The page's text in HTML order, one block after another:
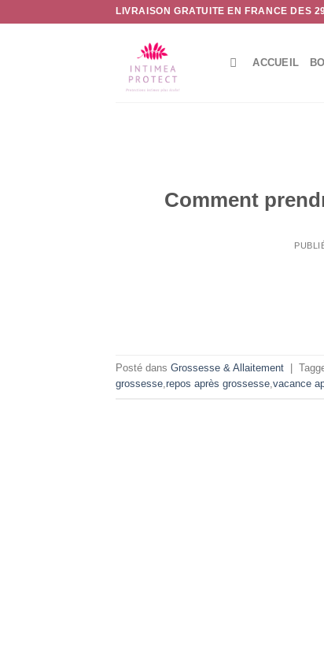
LIVRAISON GRATUITE EN FRANCE DES
ACCUEIL
Comment
Posté dans Grossesse & Allaitement
grossesse,repos après grossesse,vacance